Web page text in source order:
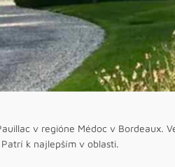
v regióne Médoc v Bordeaux.
k najlepším v oblasti.